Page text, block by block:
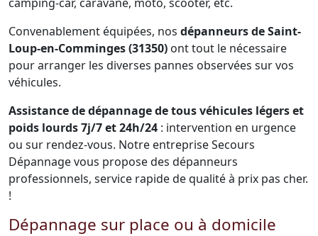
Convenablement équipées, nos dépanneurs de Saint-
Loup-en-Comminges (31350) ont tout le nécessaire
pour arranger les diverses pannes observées sur vos
véhicules.
Assistance de dépannage de tous véhicules légers et
poids lourds 7j/7 et 24h/24 : intervention en urgence
ou sur rendez-vous. Notre entreprise Secours
Dépannage vous propose des dépanneurs
professionnels, service rapide de qualité à prix pas cher.
!
Dépannage sur place ou à domicile